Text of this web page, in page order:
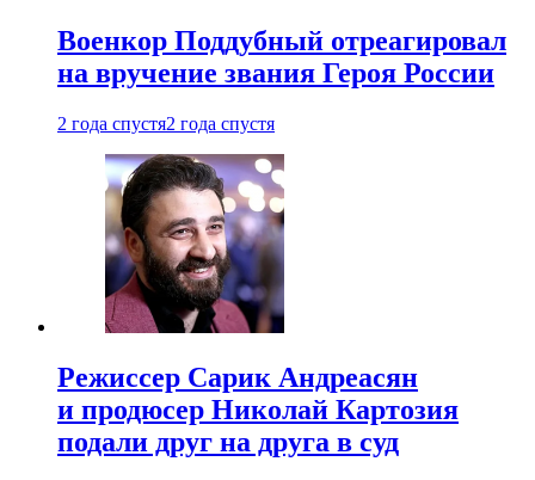
Военкор Поддубный отреагировал
на вручение звания Героя России
2 года спустя2 года спустя
Режиссер Сарик Андреасян
и продюсер Николай Картозия
подали друг на друга в суд